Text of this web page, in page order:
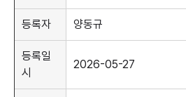
등록자 양동규
등록일
시
2026-05-27